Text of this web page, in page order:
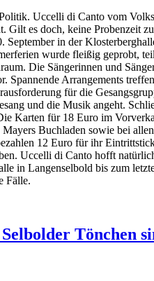
Uccelli di Canto vom
Gilt es doch, keine Probenzeit
September in der
wurde fleißig geprobt,
Die Sängerinnen und
Spannende Arrangements
für die
und die Musik angeht.
Karten für 18 Euro im
Buchladen sowie bei
12 Euro für ihr
Uccelli di Canto hofft
in Langenselbold bis zum
Fälle.
Tönchen